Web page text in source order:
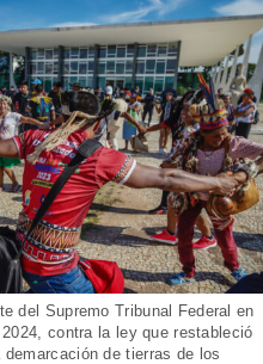
del Supremo Tribunal Federal en
contra la ley que restableció
de tierras de los